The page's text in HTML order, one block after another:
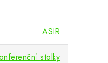
ASIR
stolky